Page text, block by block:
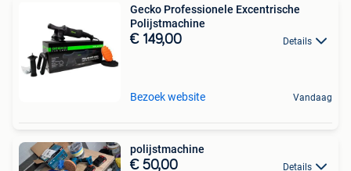
Gecko Professionele Excentrische
Polijstmachine
€ 149,00 Details
Bezoek website Vandaag
polijstmachine
€ 50,00 Details